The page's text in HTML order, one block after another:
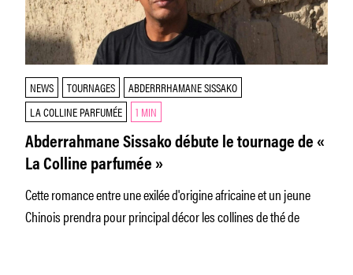
NEWS TOURNAGES
ABDERRRHAMANE SISSAKO
LA COLLINE PARFUMÉE
1 MIN
Abderrahmane Sissako débute le tournage de «
La Colline parfumée »
Cette romance entre une exilée d'origine africaine et un jeune
Chinois prendra pour principal décor les collines de thé de